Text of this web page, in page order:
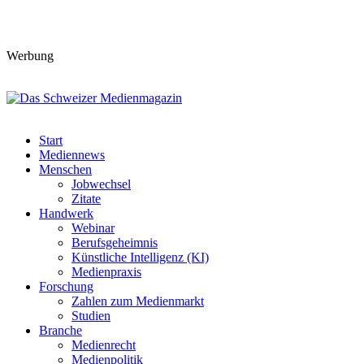
Werbung
Start
Mediennews
Menschen
Jobwechsel
Zitate
Handwerk
Webinar
Berufsgeheimnis
Künstliche Intelligenz (KI)
Medienpraxis
Forschung
Zahlen zum Medienmarkt
Studien
Branche
Medienrecht
Medienpolitik